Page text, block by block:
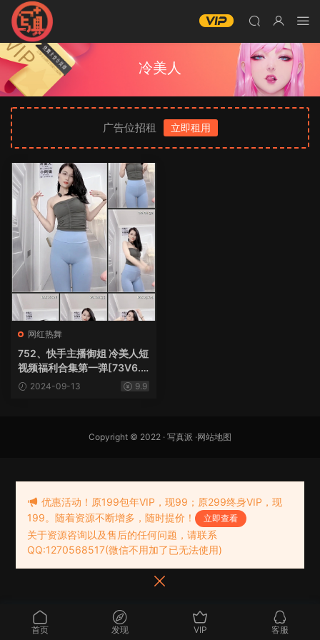
冷美人
广告位招租 立即租用
网红热舞
752、快手主播御姐 冷美人短
视频福利合集第一弹[73V6.5
G] 2024-09-13 9.9
Copyright © 2022 · 写真派 ·网站地图
首页 发现 VIP 客服
优惠活动！原199包年VIP，现99；原299终身VIP，现
199。随着资源不断增多，随时提价！
立即查看
关于资源咨询以及售后的任何问题，请联系
QQ:1270568517(微信不用加了已无法使用)